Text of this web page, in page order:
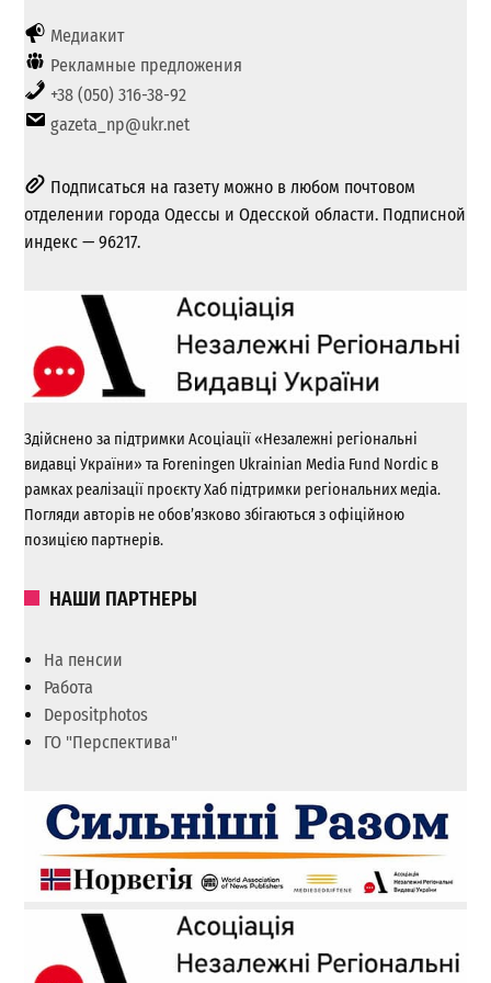
Медиакит
Рекламные предложения
+38 (050) 316-38-92
gazeta_np@ukr.net
Подписаться на газету можно в любом почтовом
отделении города Одессы и Одесской области. Подписной
индекс — 96217.
Здійснено за підтримки Асоціації «Незалежні регіональні
видавці України» та Foreningen Ukrainian Media Fund Nordic в
рамках реалізації проєкту Хаб підтримки регіональних медіа.
Погляди авторів не обов’язково збігаються з офіційною
позицією партнерів.
НАШИ ПАРТНЕРЫ
На пенсии
Работа
Depositphotos
ГО "Перспектива"